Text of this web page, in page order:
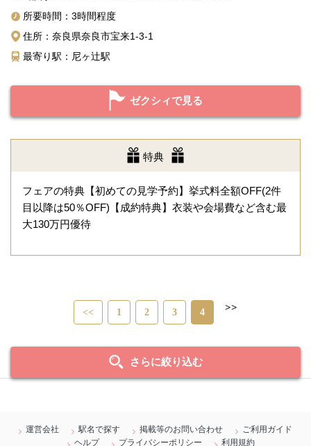
所要時間：3時間程度
住所：奈良県奈良市宝来1-3-1
最寄り駅：尼ヶ辻駅
ゼクシィで見る
特典
フェアの特典【初めての見学予約】挙式料全額OFF(2件
目以降は50％OFF)【成約特典】衣装や会場費など含む最
大130万円優待
<< 1 2 3 4 >>
さらに絞り込む
運営会社 駅名で探す 掲載等のお問い合わせ
ご利用ガイド
ヘルプ
プライバシーポリシー 利用規約